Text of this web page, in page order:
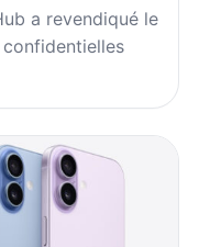
a revendiqué le